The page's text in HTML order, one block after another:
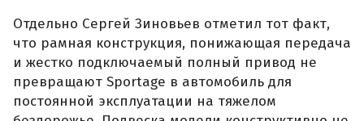
Отдельно Сергей Зиновьев отметил тот факт,
что рамная конструкция, понижающая передача
и жестко подключаемый полный привод не
превращают Sportage в автомобиль для
постоянной эксплуатации на тяжелом